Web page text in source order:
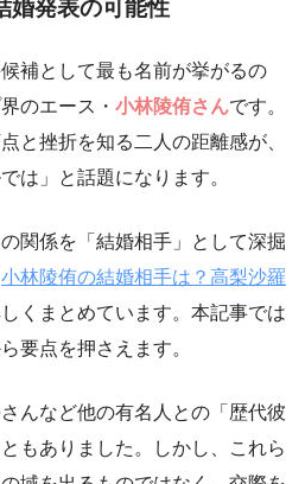
婚発表の可能性
補として最も名前が挙がるの
のエース・ 小林陵侑さんです。
と挫折を知る二人の距離感が、
は」と話題になります。
関係を「結婚相手」として深掘
小林陵侑の結婚相手は？高梨沙羅
しくまとめています。本記事では
要点を押さえます。
んなど他の有名人との「歴代彼
もありました。しかし、これら